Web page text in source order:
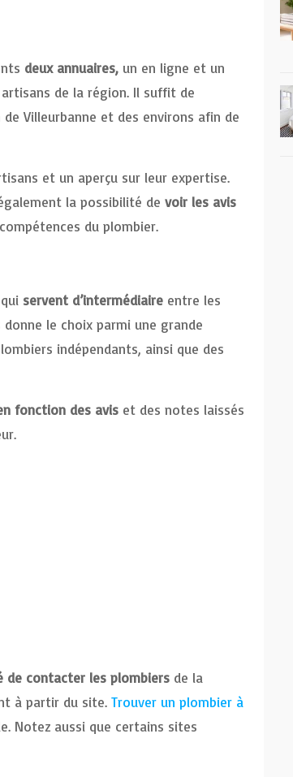
deux annuaires, un en ligne et un
de la région. Il suffit de
Villeurbanne et des environs afin de
et un aperçu sur leur expertise.
la possibilité de voir les avis
du plombier.
servent d’intermédiaire entre les
le choix parmi une grande
indépendants, ainsi que des
fonction des avis et des notes laissés
de contacter les plombiers de la
à partir du site. Trouver un plombier à
Notez aussi que certains sites